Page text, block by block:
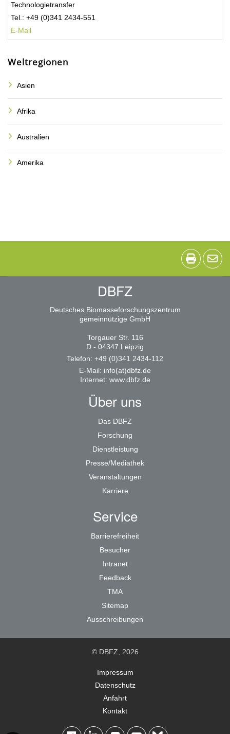
Technologietransfer
Tel.: +49 (0)341 2434-551
E-Mail
Weltregionen
Asien
Afrika
Australien
Amerika
DBFZ
Deutsches Biomasseforschungszentrum
gemeinnützige GmbH
Torgauer Str. 116
D - 04347 Leipzig
Telefon: +49 (0)341 2434-112
E-Mail: info(at)dbfz.de
Internet: www.dbfz.de
Über uns
Das DBFZ
Forschung
Dienstleistung
Presse/Mediathek
Veranstaltungen
Karriere
Service
Barrierefreiheit
Besucher
Intranet
Feedback
TMA
Sitemap
Ausschreibungen
© DBFZ, 2026
Impressum
Datenschutz
Anfahrt
Kontakt